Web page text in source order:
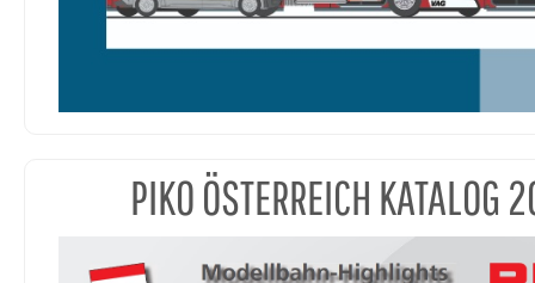
PIKO ÖSTERREICH KATALOG